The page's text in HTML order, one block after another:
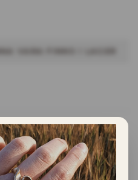
hög i 18K
oregelbunden yta,
mönster än den